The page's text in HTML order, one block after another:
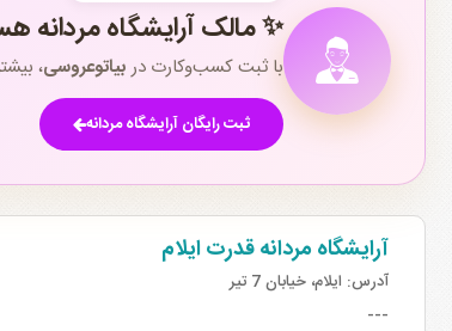
✨ مالک آرایشگاه مردانه
با ثبت کسب‌وکارت دربیاتوعروسی،
ثبت رایگان آرایشگاه مردانه
آرایشگاه مردانه قدرت ایلام
آدرس: ایلام، خیابان 7 تیر
---